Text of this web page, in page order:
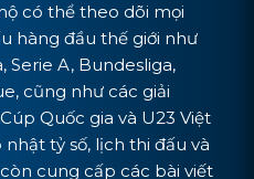
có thể theo dõi mọi
hàng đầu thế giới như
Serie A, Bundesliga,
cũng như các giải
Quốc gia và U23 Việt
tỷ số, lịch thi đấu và
còn cung cấp các bài viết